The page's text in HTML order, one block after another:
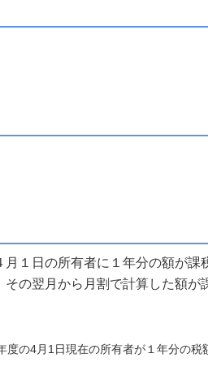
１日の所有者に１年分の額が課
の翌月から月割で計算した額が
の4月1日現在の所有者が１年分の税